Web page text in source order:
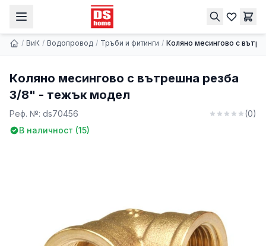
/ ВиК / Водопровод / Тръби и фитинги / Кoлянo месингово с
Кoлянo месингово с вътрешна резба
3/8" - тежък модел
Реф. №: ds70456 (0)
В наличност (15)
2.25 € | 4.40 лв. Купи